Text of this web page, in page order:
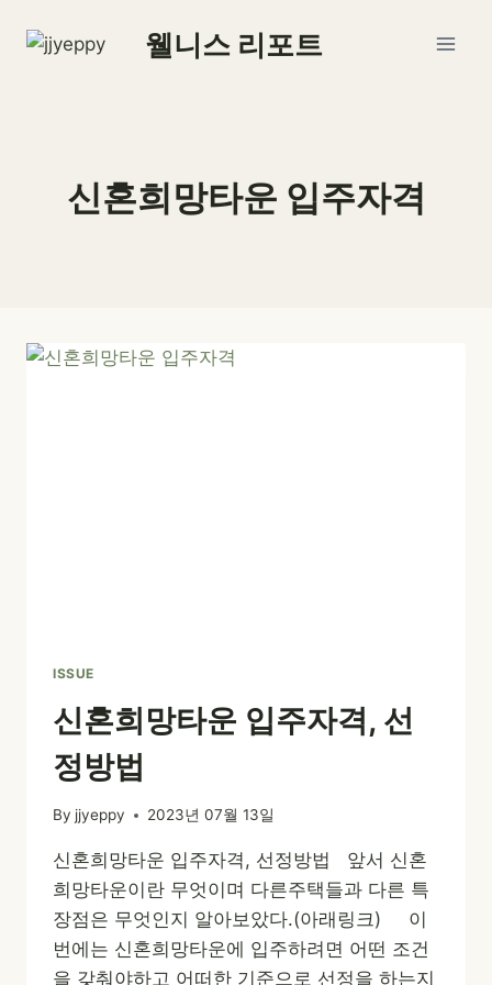
웰니스 리포트
신혼희망타운 입주자격
ISSUE
신혼희망타운 입주자격, 선
정방법
By jjyeppy 2023년 07월 13일
신혼희망타운 입주자격, 선정방법 앞서 신혼
희망타운이란 무엇이며 다른주택들과 다른 특
장점은 무엇인지 알아보았다.(아래링크) 이
번에는 신혼희망타운에 입주하려면 어떤 조건
을 갖춰야하고 어떠한 기준으로 선정을 하는지